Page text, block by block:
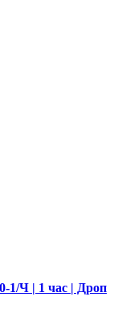
1/Ч | 1 час | Дроп